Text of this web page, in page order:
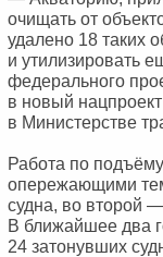
очищать от
удалено 18 таких
и утилизировать
федерального
в новый
в Министерстве
Работа по
опережающими
судна, во второй
В ближайшее два
24 затонувших